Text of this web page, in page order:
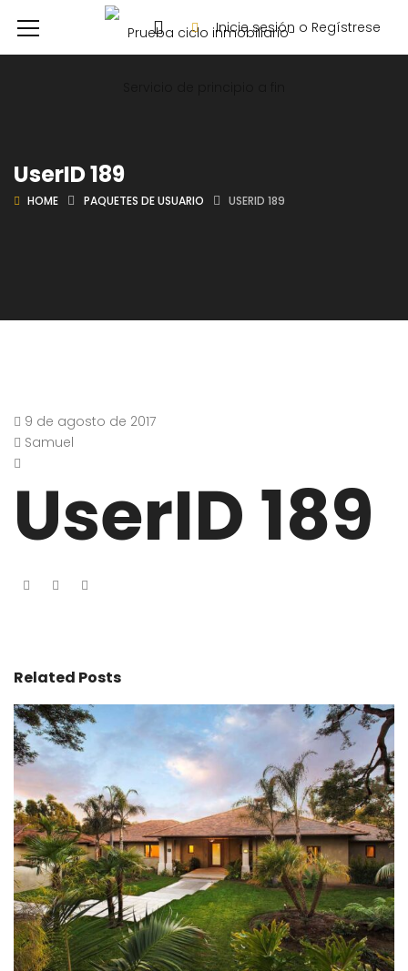
Inicie sesión o Regístrese
UserID 189
HOME PAQUETES DE USUARIO USERID 189
9 de agosto de 2017
Samuel
UserID 189
Related Posts